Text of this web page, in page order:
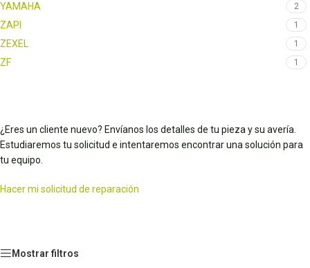
YAMAHA 2
ZAPI 1
ZEXEL 1
ZF 1
¿Eres un cliente nuevo? Envíanos los detalles de tu pieza y su avería.
Estudiaremos tu solicitud e intentaremos encontrar una solución para
tu equipo.
Hacer mi solicitud de reparación
Mostrar filtros